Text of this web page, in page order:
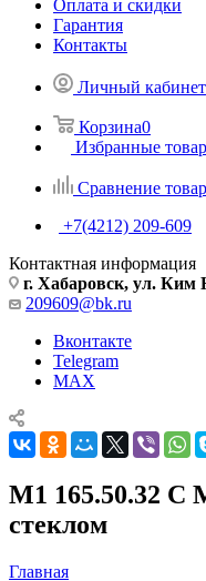
Оплата и скидки
Гарантия
Контакты
Личный кабинет
Корзина0
Избранные
Сравнение
+7(4212) 209-609
Контактная информация
г. Хабаровск, ул.
209609@bk.ru
Вконтакте
Telegram
MAX
М1 165.50.32 С
стеклом
Главная